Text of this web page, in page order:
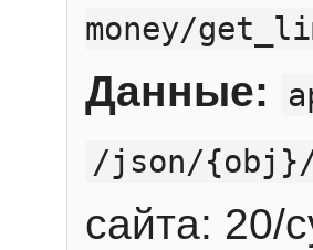
money/
Данные:
/json/{obj}/
сайта: 20/